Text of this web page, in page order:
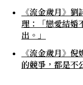
《流金歲月》
理：「戀愛結婚
出。」
《流金歲月》
的競爭，都是不